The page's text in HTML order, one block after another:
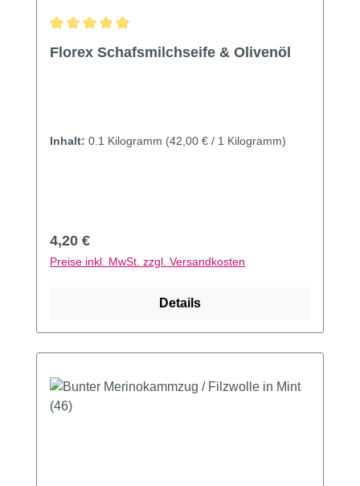
Florex Schafsmilchseife & Olivenöl
Inhalt: 0.1 Kilogramm (42,00 € / 1 Kilogramm)
Regulärer Preis:
4,20 €
Preise inkl. MwSt. zzgl. Versandkosten
Details